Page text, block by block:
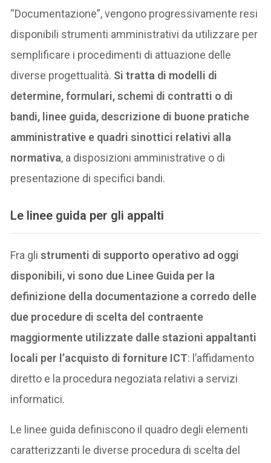
“Documentazione”, vengono progressivamente resi
disponibili strumenti amministrativi da utilizzare per
semplificare i procedimenti di attuazione delle
diverse progettualità. Si tratta di modelli di
determine, formulari, schemi di contratti o di
bandi, linee guida, descrizione di buone pratiche
amministrative e quadri sinottici relativi alla
normativa, a disposizioni amministrative o di
presentazione di specifici bandi.
Le linee guida per gli appalti
Fra glistrumenti di supporto operativo ad oggi
disponibili, vi sono due Linee Guida per la
definizione della documentazione a corredo delle
due procedure di scelta del contraente
maggiormente utilizzate dalle stazioni appaltanti
locali per l’acquisto di forniture ICT: l’affidamento
diretto e la procedura negoziata relativi a servizi
informatici.
Le linee guida definiscono il quadro degli elementi
caratterizzanti le diverse procedura di scelta del